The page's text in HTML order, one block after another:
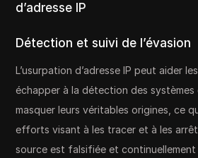
d’adresse IP
Détection et suivi de l’évasion
L’usurpation d’adresse IP peut aider
échapper à la détection des
masquer leurs véritables origines, ce
efforts visant à les tracer et à les
source est falsifiée et